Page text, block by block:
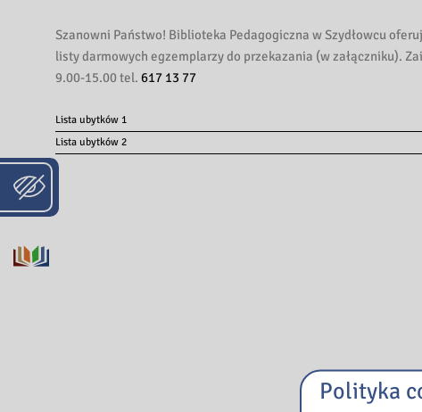
Szanowni Państwo! Biblioteka Pedagogiczna w Szydłowcu
listy darmowych egzemplarzy do przekazania (w załączniku).
9.00-15.00 tel. 617 13 77
Lista ubytków 1
Lista ubytków 2
Polityka